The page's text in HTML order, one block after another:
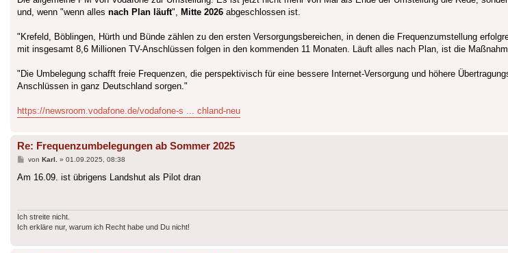
und, wenn "wenn alles nach Plan läuft", Mitte 2026 abgeschlossen ist.
"Krefeld, Böblingen, Hürth und Bünde zählen zu den ersten Versorgungsbereichen, in denen die Frequenzumstellung
mit insgesamt 8,6 Millionen TV-Anschlüssen folgen in den kommenden 11 Monaten. Läuft alles nach Plan, ist die
"Die Umbelegung schafft freie Frequenzen, die perspektivisch für eine bessere Internet-Versorgung und höhere
Anschlüssen in ganz Deutschland sorgen."
https://newsroom.vodafone.de/vodafone-s ... chland-neu
Re: Frequenzumbelegungen ab Sommer 2025
Beitrag
von Karl. » 01.09.2025, 08:38
Am 16.09. ist übrigens Landshut als Pilot dran
Ich streite nicht.
Ich erkläre nur, warum ich Recht habe und Du nicht!